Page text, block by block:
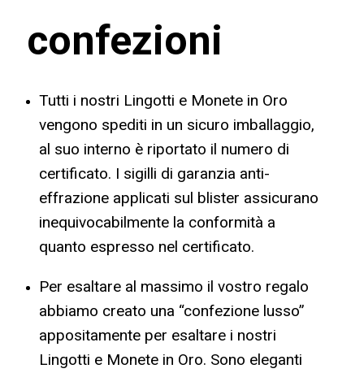
confezioni
Tutti i nostri Lingotti e Monete in Oro
vengono spediti in un sicuro imballaggio,
al suo interno è riportato il numero di
certificato. I sigilli di garanzia anti-
effrazione applicati sul blister assicurano
inequivocabilmente la conformità a
quanto espresso nel certificato.
Per esaltare al massimo il vostro regalo
abbiamo creato una “confezione lusso”
appositamente per esaltare i nostri
Lingotti e Monete in Oro. Sono eleganti